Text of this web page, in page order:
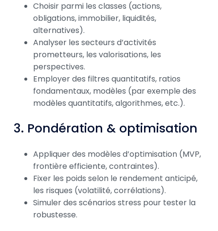
Choisir parmi les classes (actions,
obligations, immobilier, liquidités,
alternatives).
Analyser les secteurs d’activités
prometteurs, les valorisations, les
perspectives.
Employer des filtres quantitatifs, ratios
fondamentaux, modèles (par exemple des
modèles quantitatifs, algorithmes, etc.).
3. Pondération & optimisation
Appliquer des modèles d’optimisation (MVP,
frontière efficiente, contraintes).
Fixer les poids selon le rendement anticipé,
les risques (volatilité, corrélations).
Simuler des scénarios stress pour tester la
robustesse.